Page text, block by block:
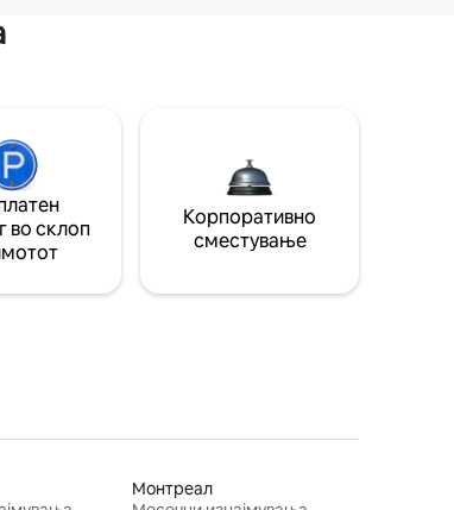
во склоп
Корпоративно
сместување
Монтреал